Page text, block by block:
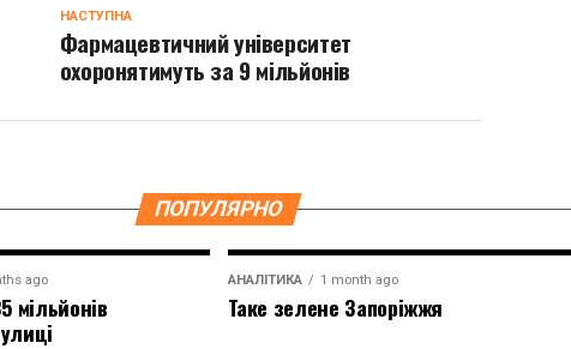
НАСТУПНА
Фармацевтичний університет
охоронятимуть за 9 мільйонів
ПОПУЛЯРНО
ago
мільйонів
АНАЛІТИКА 1 month ago
Таке зелене Запоріжжя